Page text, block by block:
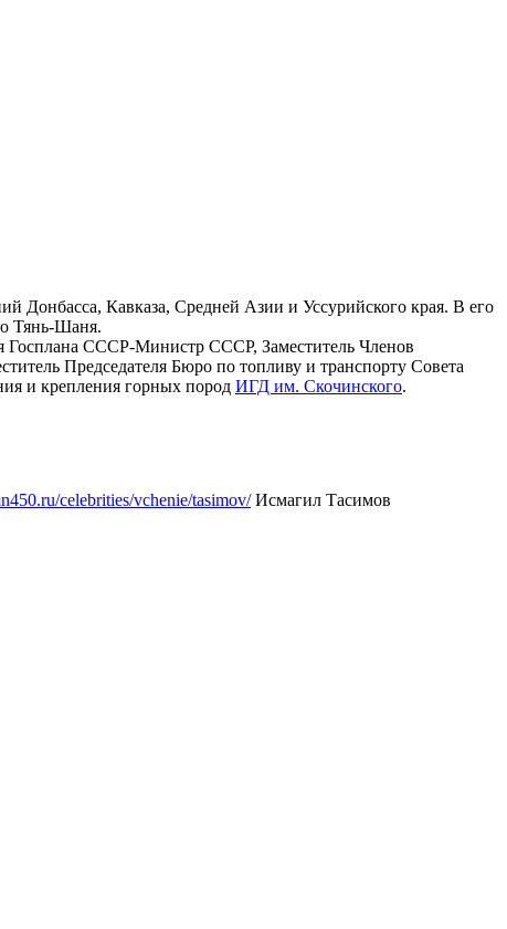
Донбасса, Кавказа, Средней Азии и Уссурийского края. В его
Тянь-Шаня.
Госплана СССР-Министр СССР, Заместитель Членов
Председателя Бюро по топливу и транспорту Совета
и крепления горных пород ИГД им. Скочинского.
celebrities/vchenie/tasimov/Исмагил Тасимов